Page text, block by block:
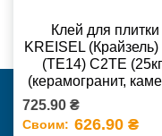
Клей для плитки
KREISEL (Крайзель)
(ТЕ14) С2TE
(керамогранит,
725.90 ₴
Своим: 626.90 ₴